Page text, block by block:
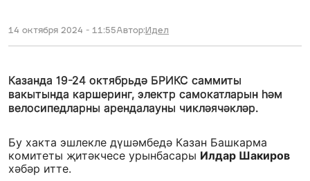
14 октября 2024 - 11:55Автор:Идел
Казанда 19-24 октябрьдә БРИКС саммиты
вакытында каршеринг, электр самокатларын һәм
велосипедларны арендалауны чикләячәкләр.
Бу хакта эшлекле дүшәмбедә Казан Башкарма
комитеты җитәкчесе урынбасары Илдар Шакиров
хәбәр итте.